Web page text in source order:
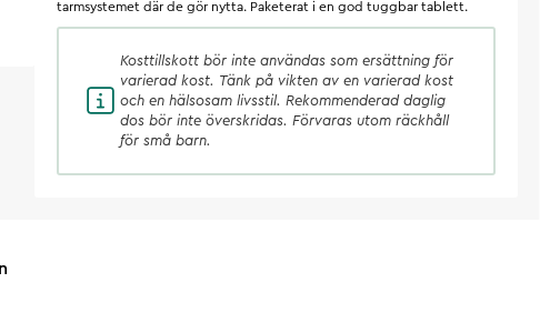
tarmsystemet där de gör nytta. Paketerat i en god tuggbar tablett.
Kosttillskott bör inte användas som ersättning för
varierad kost. Tänk på vikten av en varierad kost
och en hälsosam livsstil. Rekommenderad daglig
dos bör inte överskridas. Förvaras utom räckhåll
för små barn.